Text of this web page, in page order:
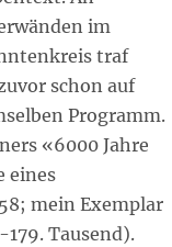
im
traf
schon auf
Programm.
«6000 Jahre
eines
mein Exemplar
179. Tausend).